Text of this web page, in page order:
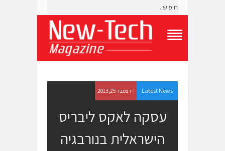
g
l
e
N
Latest News - דצמבר 25, 2013
עסקה לאקס ליבריס
הישראלית בנורבגיה